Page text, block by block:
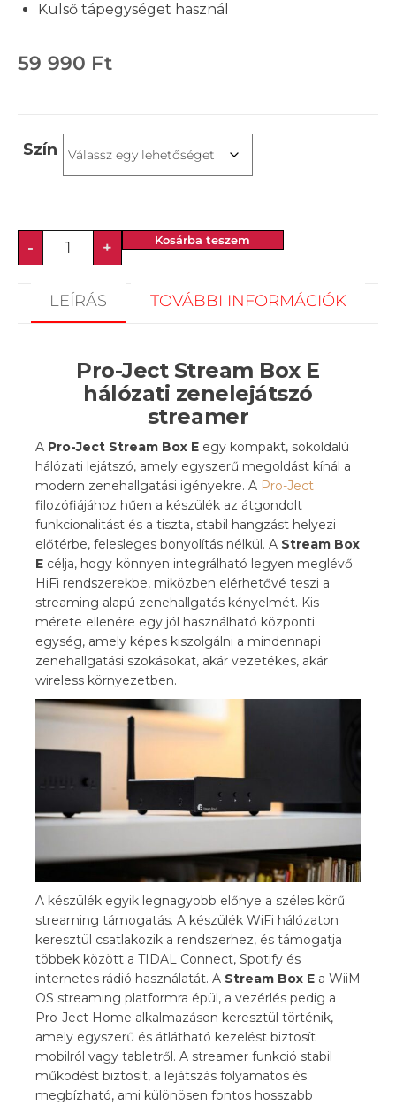
Külső tápegységet használ
59 990 Ft
Szín
- + Kosárba teszem
LEÍRÁS TOVÁBBI INFORMÁCIÓK
Pro-Ject Stream Box E
hálózati zenelejátszó
streamer
A Pro-Ject Stream Box E egy kompakt, sokoldalú
hálózati lejátszó, amely egyszerű megoldást kínál a
modern zenehallgatási igényekre. A Pro-Ject
filozófiájához hűen a készülék az átgondolt
funkcionalitást és a tiszta, stabil hangzást helyezi
előtérbe, felesleges bonyolítás nélkül. A Stream Box
E célja, hogy könnyen integrálható legyen meglévő
HiFi rendszerekbe, miközben elérhetővé teszi a
streaming alapú zenehallgatás kényelmét. Kis
mérete ellenére egy jól használható központi
egység, amely képes kiszolgálni a mindennapi
zenehallgatási szokásokat, akár vezetékes, akár
wireless környezetben.
A készülék egyik legnagyobb előnye a széles körű
streaming támogatás. A készülék WiFi hálózaton
keresztül csatlakozik a rendszerhez, és támogatja
többek között a TIDAL Connect, Spotify és
internetes rádió használatát. A Stream Box E a WiiM
OS streaming platformra épül, a vezérlés pedig a
Pro-Ject Home alkalmazáson keresztül történik,
amely egyszerű és átlátható kezelést biztosít
mobilról vagy tabletről. A streamer funkció stabil
működést biztosít, a lejátszás folyamatos és
megbízható, ami különösen fontos hosszabb